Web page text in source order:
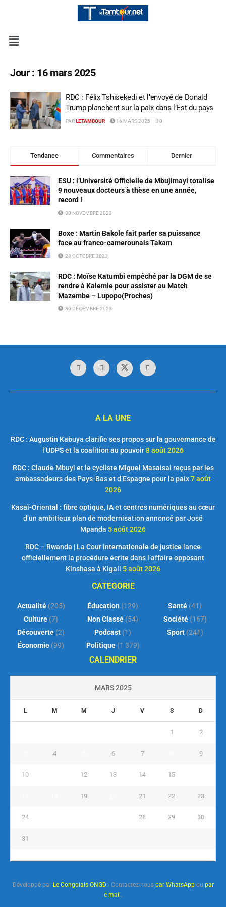
Jour : 16 mars 2025
RDC : Félix Tshisekedi et l’envoyé de Donald
Trump planchent sur la paix dans l’Est du pays
PAR LETAMBOUR 16 MARS 2025 0
Tendance Commentaires Dernier
ESU : l’Université Officielle de Mbujimayi totalise
9 nouveaux docteurs à thèse en une année,
record !
30 NOVEMBRE 2023
Boxe : Martin Bakole fait parler sa puissance
face au franco-camerounais Takam
28 OCTOBRE 2023
RDC : Moïse Katumbi empêché par la DGM de se
rendre à Kalemie pour assister au Match
Mazembe – Lupopo(Proches)
30 DÉCEMBRE 2023
A LA UNE
RDC : Augustin Kabuya clarifie ses propos sur la gouvernance de
l’UDPS et la coalition au pouvoir8 août 2026
RDC : Claude Mbuyi et le cycliste Miguel Masaisai reçus par les
ambassadeurs des Pays-Bas et d’Espagne pour la paix7 août
2026
Kasaï-Oriental : fibre optique, IA et centres numériques au cœur
d’un ambitieux plan de modernisation annoncé par José
Mpanda 5 août 2026
RDC – Rwanda | La Cour internationale de justice lance
officiellement la procédure écrite dans l’affaire opposant
Kinshasa à Kigali 5 août 2026
CATEGORIE
Actualité(205)
Culture (7)
Découverte (2)
Économie (99)
Éducation (129)
Non Classé (54)
Podcast (1)
Politique(1 379)
Santé (41)
Société(167)
Sport(241)
CALENDRIER
MARS 2025
L M M J V S D
1 2
4 6 7 9
10 12 13 14 15
19 21 22 23
24 28 29 30
31
Développé par Le Congolais ONGD- Contactez-nous par WhatsAppou par
e-mail.